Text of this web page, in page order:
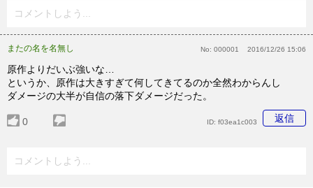
コメントしよう...
またの名を名無し No: 000001 2016/12/26 15:06
原作よりだいぶ強いな…
というか、原作は大きすぎて何してきてるのか全然わからんし
ダメージの大半が自信の落下ダメージだった。
0 返信
ID: f03ea1c003
コメントしよう...